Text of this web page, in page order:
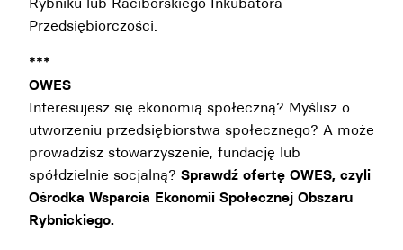
Przedsiębiorczości.
***
OWES
Interesujesz się ekonomią społeczną? Myślisz o
utworzeniu przedsiębiorstwa społecznego? A może
prowadzisz stowarzyszenie, fundację lub
spółdzielnie socjalną? Sprawdź ofertę OWES, czyli
Ośrodka Wsparcia Ekonomii Społecznej Obszaru
Rybnickiego.